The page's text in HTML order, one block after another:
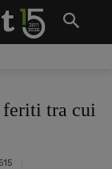
feriti tra cui